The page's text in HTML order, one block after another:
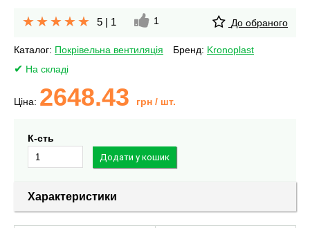
5 | 1 1 До обраного
Каталог: Покрівельна вентиляція Бренд: Kronoplast
На складі
Ціна: 2648.43 грн / шт.
К-сть
Характеристики